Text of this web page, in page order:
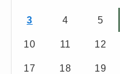
3 4 5
10 11 12
17 18 19